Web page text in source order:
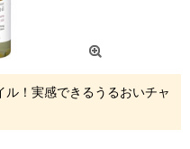
！実感できるうるおいチャ